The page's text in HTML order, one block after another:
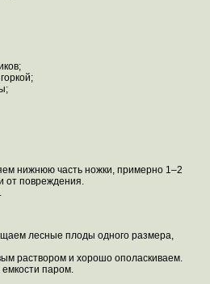
нижнюю часть ножки, примерно 1–2
от повреждения.
лесные плоды одного размера,
раствором и хорошо ополаскиваем.
паром.